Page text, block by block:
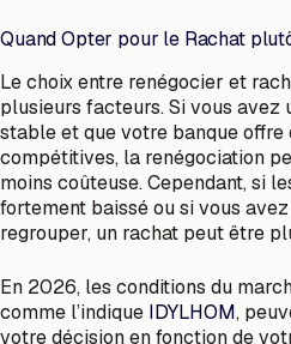
Quand Opter pour le Rachat
Le choix entre renégocier et
plusieurs facteurs. Si vous avez
stable et que votre banque offre
compétitives, la renégociation
moins coûteuse. Cependant, si
fortement baissé ou si vous
regrouper, un rachat peut être
En 2026, les conditions du
comme l’indique IDYLHOM,
votre décision en fonction de